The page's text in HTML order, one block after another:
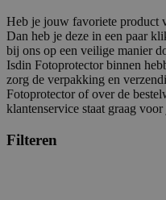
Heb je jouw favoriete product
Dan heb je deze in een paar
bij ons op een veilige manier
Isdin Fotoprotector binnen
zorg de verpakking en
Fotoprotector of over de
klantenservice staat graag
Filteren